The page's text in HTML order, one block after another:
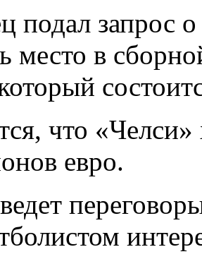
подал запрос
место в
что «Челси»
евро.